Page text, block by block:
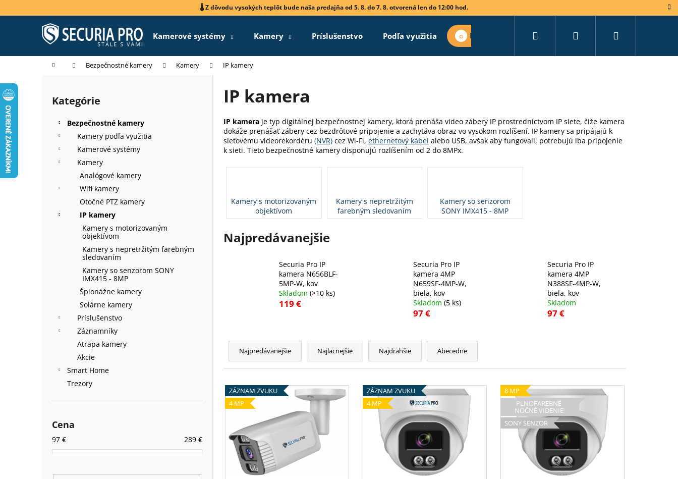
na
🌡️ Z dôvodu vysokých teplôt bude naša predajňa od 5. 8. do 7. 8. otvorená len do 12:00 hod.
Kamerové systémy Kamery Príslušenstvo Podľa využitia Nájsť vhodný set Prihlásenie
Domov Bezpečnostné kamery Kamery IP kamery
Preskočiť
kategórie
Kategórie
Bezpečnostné kamery
Kamery podľa využitia
Kamerové systémy
Kamery
Analógové kamery
Wifi kamery
Otočné PTZ kamery
IP kamery
Kamery s motorizovaným
objektívom
Kamery s nepretržitým farebným
sledovaním
Kamery so senzorom SONY
IMX415 - 8MP
Špionážne kamery
Solárne kamery
Príslušenstvo
Záznamníky
Atrapa kamery
Akcie
Smart Home
Trezory
Cena
97 € 289 €
IP kamera
IP kamera je typ digitálnej bezpečnostnej kamery, ktorá prenáša video zábery IP prostredníctvom IP siete, čiže kamera
dokáže prenášať zábery cez bezdrôtové pripojenie a zachytáva obraz vo vysokom rozlíšení. IP kamery sa pripájajú k
sieťovému videorekordéru (NVR) cez Wi-Fi, ethernetový kábel alebo USB, avšak aby fungovali, potrebujú iba pripojenie
k sieti. Tieto bezpečnostné kamery disponujú rozlíšením od 2 do 8MPx.
Kamery s motorizovaným
objektívom
Kamery s nepretržitým
farebným sledovaním
Kamery so senzorom
SONY IMX415 - 8MP
Najpredávanejšie
Securia Pro IP
kamera N656BLF-
5MP-W, kov
Skladom (>10 ks)
119 €
Securia Pro IP
kamera 4MP
N659SF-4MP-W,
biela, kov
Skladom (5 ks)
97 €
Securia Pro IP
kamera 4MP
N388SF-4MP-W,
biela, kov
Skladom
97 €
R
d
n
i
p
Najpredávanejšie Najlacnejšie Najdrahšie Abecedne
V
ý
p
s
ZÁZNAM ZVUKU
4 MP
ZÁZNAM ZVUKU
4 MP
8 MP
PLNOFAREBNÉ
NOČNÉ VIDENIE
SONY SENZOR
o
k
Späť
obchodu
Späť
obchodu
Čo potrebujete nájsť?
Odporúčame